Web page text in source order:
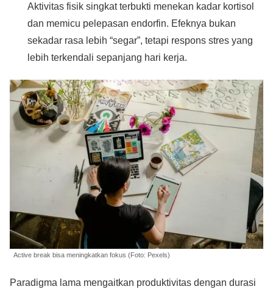
Aktivitas fisik singkat terbukti menekan kadar kortisol
dan memicu pelepasan endorfin. Efeknya bukan
sekadar rasa lebih “segar”, tetapi respons stres yang
lebih terkendali sepanjang hari kerja.
Active break bisa meningkatkan fokus (Foto: Pexels)
Paradigma lama mengaitkan produktivitas dengan durasi